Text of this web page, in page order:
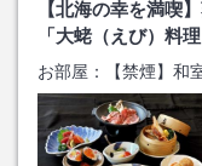
【北海の幸を満喫
「大蛯（えび）料
お部屋： 【禁煙】和